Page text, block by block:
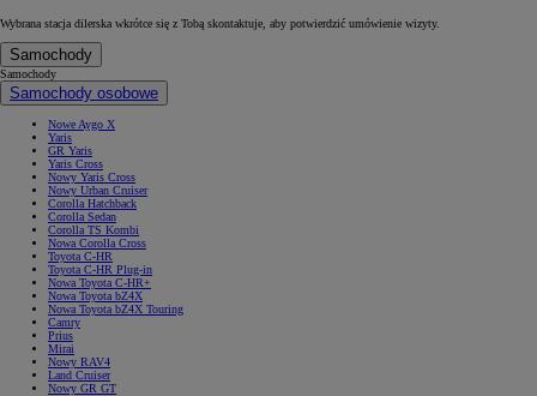
Wybrana stacja dilerska wkrótce się z Tobą skontaktuje, aby potwierdzić umówienie wizyty.
Samochody
Samochody
Samochody osobowe
Nowe Aygo X
Yaris
GR Yaris
Yaris Cross
Nowy Yaris Cross
Nowy Urban Cruiser
Corolla Hatchback
Corolla Sedan
Corolla TS Kombi
Nowa Corolla Cross
Toyota C-HR
Toyota C-HR Plug-in
Nowa Toyota C-HR+
Nowa Toyota bZ4X
Nowa Toyota bZ4X Touring
Camry
Prius
Mirai
Nowy RAV4
Land Cruiser
Nowy GR GT